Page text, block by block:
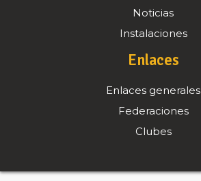
Noticias
Instalaciones
Enlaces
Enlaces generales
Federaciones
Clubes